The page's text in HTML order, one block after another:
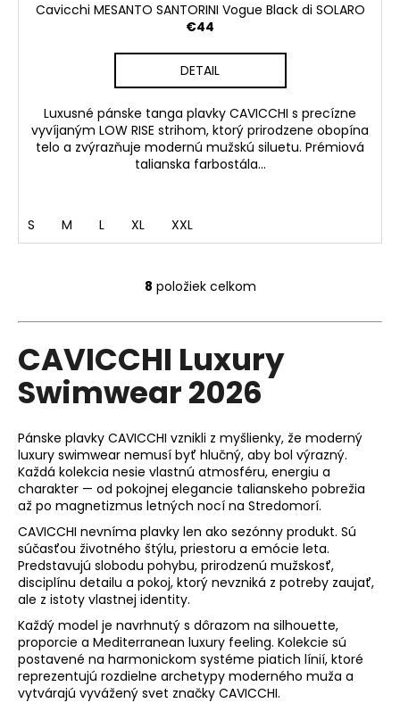
Cavicchi MESANTO SANTORINI Vogue Black di SOLARO
€44
DETAIL
Luxusné pánske tanga plavky CAVICCHI s precízne
vyvíjaným LOW RISE strihom, ktorý prirodzene obopína
telo a zvýrazňuje modernú mužskú siluetu. Prémiová
talianska farbostála...
S M L XL XXL
O
v
á
d
a
i
e
p
r
v
k
y
v
ý
i
s
u
8 položiek celkom
CAVICCHI Luxury
Swimwear 2026
Pánske plavky CAVICCHI vznikli z myšlienky, že moderný
luxury swimwear nemusí byť hlučný, aby bol výrazný.
Každá kolekcia nesie vlastnú atmosféru, energiu a
charakter — od pokojnej elegancie talianskeho pobrežia
až po magnetizmus letných nocí na Stredomorí.
CAVICCHI nevníma plavky len ako sezónny produkt. Sú
súčasťou životného štýlu, priestoru a emócie leta.
Predstavujú slobodu pohybu, prirodzenú mužskosť,
disciplínu detailu a pokoj, ktorý nevzniká z potreby zaujať,
ale z istoty vlastnej identity.
Každý model je navrhnutý s dôrazom na silhouette,
proporcie a Mediterranean luxury feeling. Kolekcie sú
postavené na harmonickom systéme piatich línií, ktoré
reprezentujú rozdielne archetypy moderného muža a
vytvárajú vyvážený svet značky CAVICCHI.